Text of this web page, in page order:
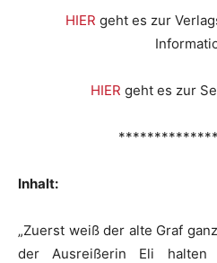
HIER geht es zur
HIER geht es zur
Inhalt:
„Zuerst weiß der alte Graf
der Ausreißerin Eli halten